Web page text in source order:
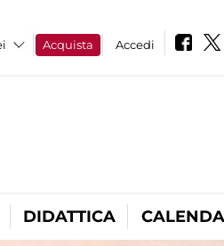
Acquista Accedi
DIDATTICA